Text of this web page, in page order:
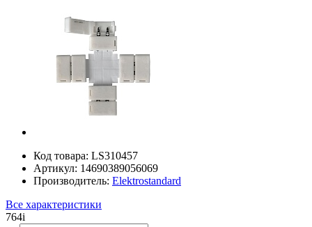
Код товара: LS310457
Артикул: 14690389056069
Производитель: Elektrostandard
Все характеристики
764i